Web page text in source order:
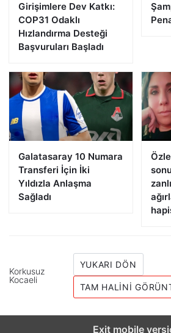
Girişimlere Dev Katkı:
COP31 Odaklı
Hızlandırma Desteği
Başvuruları Başladı
Galatasaray 10 Numara
Transferi İçin İki
Yıldızla Anlaşma
Sağladı
Korkusuz
Kocaeli
YUKARI DÖN
TAM HALINI
Exit mobile